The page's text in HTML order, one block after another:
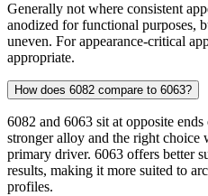
Generally not where consistent
anodized for functional purposes,
uneven. For appearance-critical
appropriate.
How does 6082 compare to 6063?
6082 and 6063 sit at opposite
stronger alloy and the right choice
primary driver. 6063 offers better
results, making it more suited to
profiles.